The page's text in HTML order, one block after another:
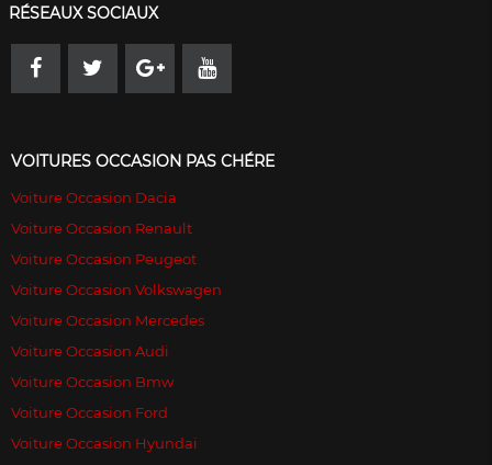
RÉSEAUX SOCIAUX
VOITURES OCCASION PAS CHÉRE
Voiture Occasion Dacia
Voiture Occasion Renault
Voiture Occasion Peugeot
Voiture Occasion Volkswagen
Voiture Occasion Mercedes
Voiture Occasion Audi
Voiture Occasion Bmw
Voiture Occasion Ford
Voiture Occasion Hyundai